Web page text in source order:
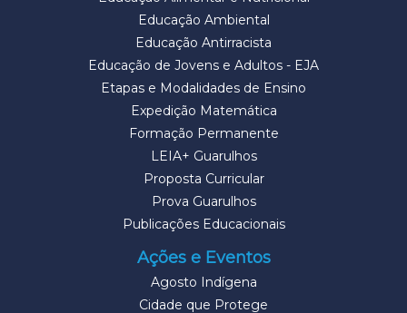
Educação Ambiental
Educação Antirracista
Educação de Jovens e Adultos - EJA
Etapas e Modalidades de Ensino
Expedição Matemática
Formação Permanente
LEIA+ Guarulhos
Proposta Curricular
Prova Guarulhos
Publicações Educacionais
Ações e Eventos
Agosto Indígena
Cidade que Protege